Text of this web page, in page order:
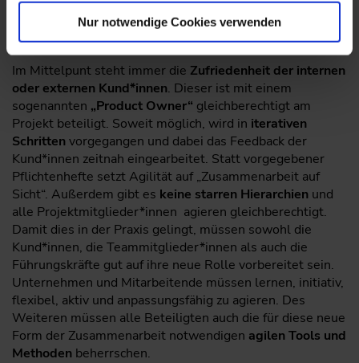
Nur notwendige Cookies verwenden
grundlegenden Arbeitsweisen sind beim agilen
Projektmanagement und der agilen Produktentwicklung
weitestgehend gleich.
Im Mittelpunt steht immer die Zufriedenheit der internen
oder externen Kund*innen. Dieser ist mit einem
sogenannten „Product Owner“ gleichberechtigt am
Projekt beteiligt. Soweit möglich, wird in iterativen
Schrittenvorgegangen und dabei das Feedback der
Kund*innen zeitnah eingearbeitet. Statt vorgegebener
Pflichtenhefte setzt Agilität auf „Zusammenarbeit auf
Sicht“. Außerdem gibt es keine starren Hierarchien und
alle Projektmitglieder*innen agieren gleichberechtigt.
Damit dies in der Praxis gelingt, müssen sowohl die
Kund*innen, die Teammitglieder*innen als auch die
Führungskräfte gut auf ihre neue Rolle vorbereitet sein.
Unternehmen und Mitarbeitende müssen lernen, initiativ,
flexibel, aktiv und anpassungsfähig zu agieren. Des
Weiteren müssen alle Beteiligten auch die für diese neue
Form der Zusammenarbeit notwendigen agilen Tools und
Methoden beherrschen.